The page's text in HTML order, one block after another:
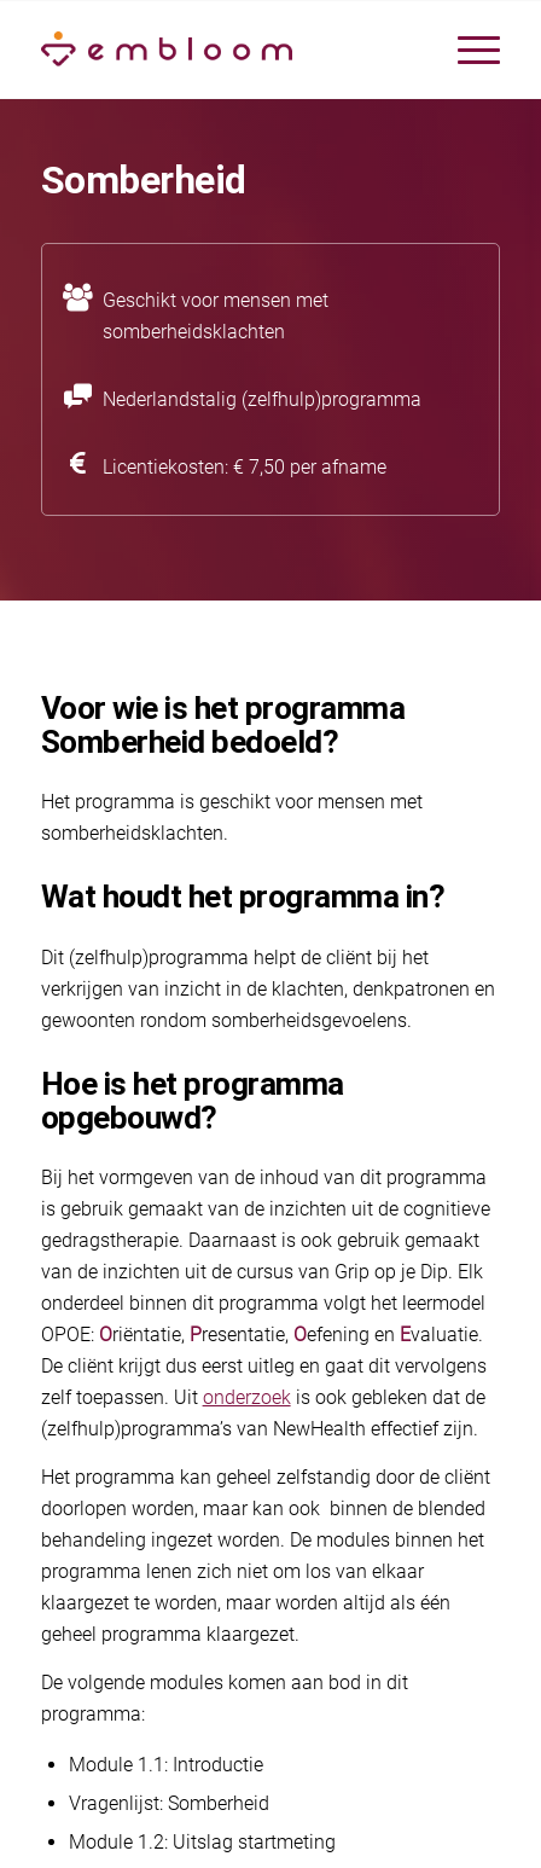
Somberheid
Geschikt voor mensen met
somberheidsklachten
Nederlandstalig (zelfhulp)programma
Licentiekosten: € 7,50 per afname
Voor wie is het programma
Somberheid bedoeld?
Het programma is geschikt voor mensen met
somberheidsklachten.
Wat houdt het programma in?
Dit (zelfhulp)programma helpt de cliënt bij het
verkrijgen van inzicht in de klachten, denkpatronen en
gewoonten rondom somberheidsgevoelens.
Hoe is het programma
opgebouwd?
Bij het vormgeven van de inhoud van dit programma
is gebruik gemaakt van de inzichten uit de cognitieve
gedragstherapie. Daarnaast is ook gebruik gemaakt
van de inzichten uit de cursus van Grip op je Dip. Elk
onderdeel binnen dit programma volgt het leermodel
OPOE: Oriëntatie, Presentatie, Oefening en Evaluatie.
De cliënt krijgt dus eerst uitleg en gaat dit vervolgens
zelf toepassen. Uit onderzoekis ook gebleken dat de
(zelfhulp)programma’s van NewHealth effectief zijn.
Het programma kan geheel zelfstandig door de cliënt
doorlopen worden, maar kan ook binnen de blended
behandeling ingezet worden. De modules binnen het
programma lenen zich niet om los van elkaar
klaargezet te worden, maar worden altijd als één
geheel programma klaargezet.
De volgende modules komen aan bod in dit
programma:
Module 1.1: Introductie
Vragenlijst: Somberheid
Module 1.2: Uitslag startmeting